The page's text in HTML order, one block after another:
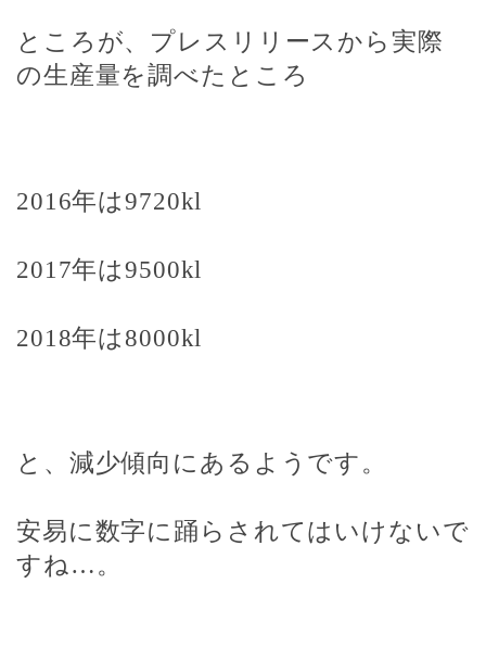
ところが、プレスリリースから実際
の生産量を調べたところ
2016年は9720kl
2017年は9500kl
2018年は 8000kl
と、減少傾向にあるようです。
安易に数字に踊らされてはいけないで
すね … 。